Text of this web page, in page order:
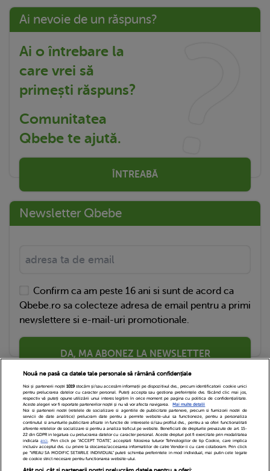
Ai nevoie de un răspuns?
Ai o întrebare la
care vrei să
primești răspuns?
Comunitatea
Qbebe te ajută.
ÎNTREABĂ
Newsletter Qbebe
Confirm ca am peste 16 ani si sunt de acord ca
Qbebe.ro sa colecteze adresa de email pentru a primi
newslettere si e-mail-uri promotionale.
DA, MA ABONEZ LA NEWSLETTER
Echipa Editoriala Newsletter
Contact
Nouă ne pasă ca datele tale personale să rămână confidențiale
Noi și partenerii noștri 1019stocăm și/sau accesăm informații pe dispozitivul dvs., precum identificatorii cookie unici
pentru prelucrarea datelor cu caracter personal. Puteți accepta sau gestiona preferințele dvs. făcând clic mai jos,
respectiv vă puteți opune utilizării unui interes legitim în orice moment pe pagina cu politica de confidențialitate.
Aceste alegeri vor fi raportate partenerilor noștri și nu vă vor afecta navigarea.
Mai multe detalii
Noi si partenerii nostri (retelele de socializare si agentiile de publicitate partenere, precum si furnizorii nostri de
servicii de date analitice) prelucram date pentru a permite website-ului sa functioneze, pentru a personaliza
continutul si anunturile publicitare afisate in functie de interesele si/sau profilul dvs., pentru a va oferi functionalitati
aferente retelelor de socializare si pentru a analiza traficul pe website. Beneficiati de drepturile prevazute de art. 15-
22 din GDPR in legatura cu prelucrarea datelor cu caracter personal. Aceste drepturi pot fi exercitate prin modalitatea
indicataaici. Prin click pe “ACCEPT TOATE”, acceptati folosirea tuturor Tehnologiilor de tip Cookie, care implica
inclusiv acceptul dvs. cu privire la stocarea/accesarea informatiilor de catre Vendor-ii cu care colaboram. Prin click
pe “VREAU SA MODIFIC SETARILE INDIVIDUAL” puteti schimba preferintele in mod individual, mai putin cele legate
de cookie strict necesare pentru functionarea website-ului.